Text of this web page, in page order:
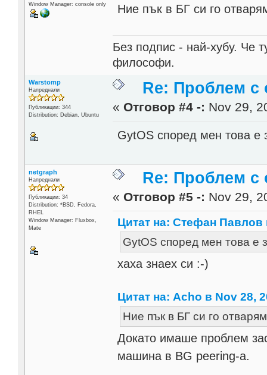
Window Manager: console only
Ние пък в БГ си го
Без подпис - най-хубу. Че
философи.
Warstomp
Напреднали
Публикации: 344
Distribution: Debian, Ubuntu
Re: Проблем с
« Отговор #4 -: Nov 29,
GytOS според мен това
netgraph
Напреднали
Публикации: 34
Distribution: *BSD, Fedora,
RHEL
Window Manager: Fluxbox,
Mate
Re: Проблем с
« Отговор #5 -: Nov 29,
Цитат на: Стефан Павлов
GytOS според мен това е
хаха знаех си :-)
Цитат на: Acho в Nov 28,
Ние пък в БГ си го
Докато имаше проблем
машина в BG peering-а.